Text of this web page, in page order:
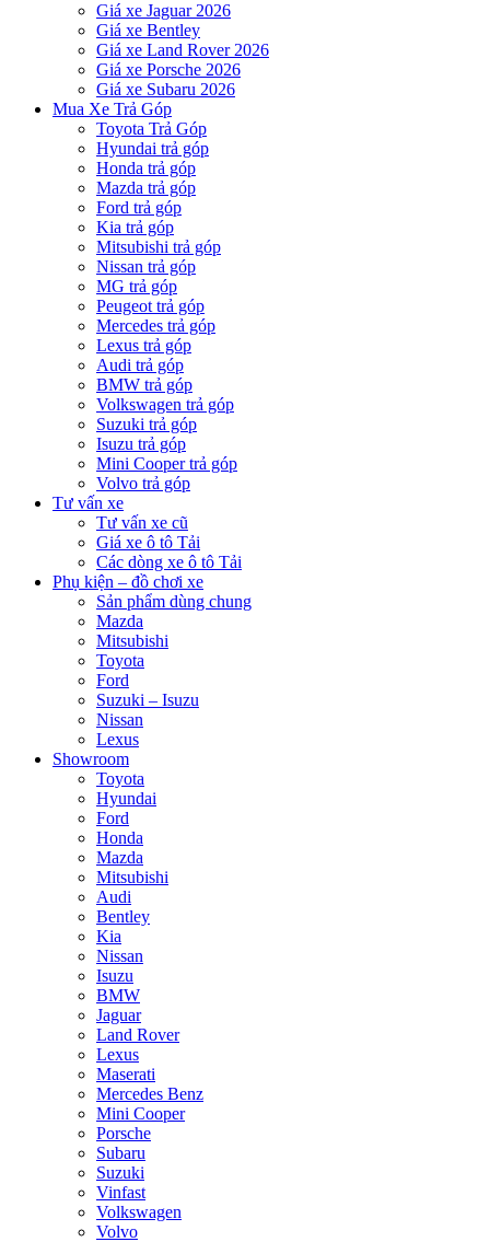
Giá xe Jaguar 2026
Giá xe Bentley
Giá xe Land Rover 2026
Giá xe Porsche 2026
Giá xe Subaru 2026
Mua Xe Trả Góp
Toyota Trả Góp
Hyundai trả góp
Honda trả góp
Mazda trả góp
Ford trả góp
Kia trả góp
Mitsubishi trả góp
Nissan trả góp
MG trả góp
Peugeot trả góp
Mercedes trả góp
Lexus trả góp
Audi trả góp
BMW trả góp
Volkswagen trả góp
Suzuki trả góp
Isuzu trả góp
Mini Cooper trả góp
Volvo trả góp
Tư vấn xe
Tư vấn xe cũ
Giá xe ô tô Tải
Các dòng xe ô tô Tải
Phụ kiện – đồ chơi xe
Sản phẩm dùng chung
Mazda
Mitsubishi
Toyota
Ford
Suzuki – Isuzu
Nissan
Lexus
Showroom
Toyota
Hyundai
Ford
Honda
Mazda
Mitsubishi
Audi
Bentley
Kia
Nissan
Isuzu
BMW
Jaguar
Land Rover
Lexus
Maserati
Mercedes Benz
Mini Cooper
Porsche
Subaru
Suzuki
Vinfast
Volkswagen
Volvo